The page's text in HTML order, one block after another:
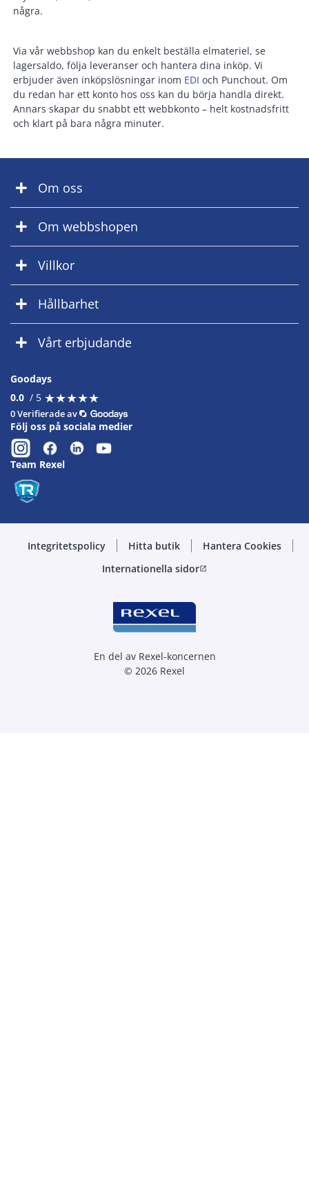
några.
Via vår webbshop kan du enkelt beställa elmateriel, se
lagersaldo, följa leveranser och hantera dina inköp. Vi
erbjuder även inköpslösningar inom EDI och Punchout. Om
du redan har ett konto hos oss kan du börja handla direkt.
Annars skapar du snabbt ett webbkonto – helt kostnadsfritt
och klart på bara några minuter.
Om oss
Om webbshopen
Villkor
Hållbarhet
Vårt erbjudande
Goodays
0.0 / 5 ★★★★★
★★★★★
0 Verifierade av
Följ oss på sociala medier
Team Rexel
Integritetspolicy Hitta butik
Hantera Cookies
Internationella sidoropen_in_new
En del av Rexel-koncernen
© 2026 Rexel